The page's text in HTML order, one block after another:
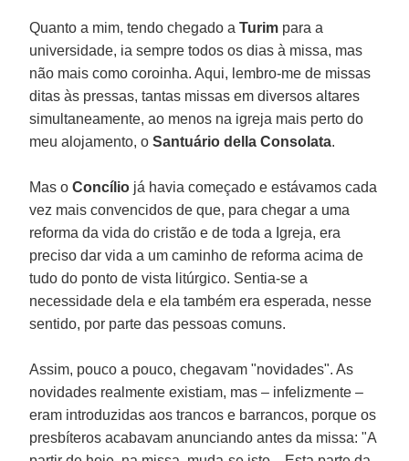
Quanto a mim, tendo chegado aTurim para a
universidade, ia sempre todos os dias à missa, mas
não mais como coroinha. Aqui, lembro-me de missas
ditas às pressas, tantas missas em diversos altares
simultaneamente, ao menos na igreja mais perto do
meu alojamento, oSantuário della Consolata.
Mas oConcílio já havia começado e estávamos cada
vez mais convencidos de que, para chegar a uma
reforma da vida do cristão e de toda a Igreja, era
preciso dar vida a um caminho de reforma acima de
tudo do ponto de vista litúrgico. Sentia-se a
necessidade dela e ela também era esperada, nesse
sentido, por parte das pessoas comuns.
Assim, pouco a pouco, chegavam "novidades". As
novidades realmente existiam, mas – infelizmente –
eram introduzidas aos trancos e barrancos, porque os
presbíteros acabavam anunciando antes da missa: "A